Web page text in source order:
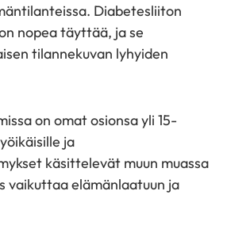
Diabetesliiton
nopea täyttää, ja se
tilannekuvan lyhyiden
on omat osionsa yli 15-
ja
käsittelevät muun muassa
vaikuttaa elämänlaatuun ja